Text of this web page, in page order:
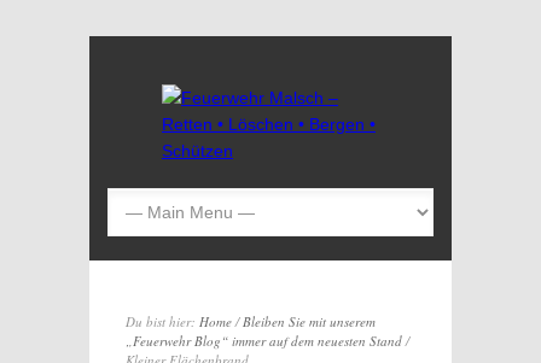
Du bist hier: Home/Bleiben Sie mit unserem
„Feuerwehr Blog“ immer auf dem neuesten Stand/